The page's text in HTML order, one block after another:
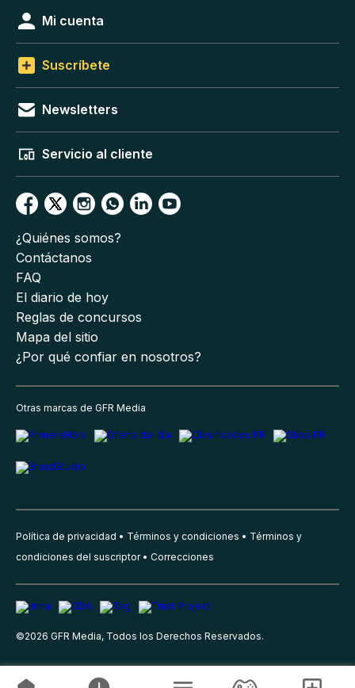
Mi cuenta
Suscríbete
Newsletters
Servicio al cliente
¿Quiénes somos?
Contáctanos
FAQ
El diario de hoy
Reglas de concursos
Mapa del sitio
¿Por qué confiar en nosotros?
Otras marcas de GFR Media
Política de privacidad Términos y condiciones
Términos y
condiciones del suscriptor
Correcciones
©2026 GFR Media, Todos los Derechos Reservados.